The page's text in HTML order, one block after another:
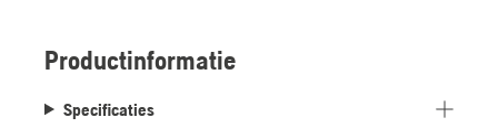
Productinformatie
Specificaties